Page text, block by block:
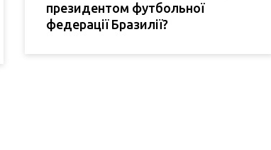
президентом футбольної
федерації Бразилії?